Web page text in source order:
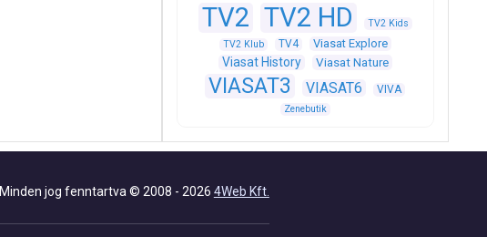
TV2 TV2 HD
TV2 Kids
TV2 Klub
TV4 Viasat Explore
Viasat History Viasat Nature
VIASAT3 VIASAT6 VIVA
Zenebutik
Minden jog fenntartva © 2008 - 2026 4Web Kft.